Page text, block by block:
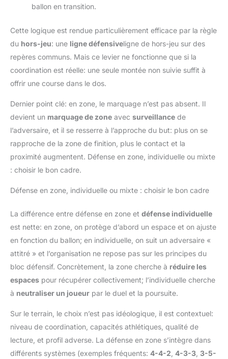
ballon en transition.
Cette logique est rendue particulièrement efficace par la règle
du hors-jeu: une ligne défensiveligne de hors-jeu sur des
repères communs. Mais ce levier ne fonctionne que si la
coordination est réelle: une seule montée non suivie suffit à
offrir une course dans le dos.
Dernier point clé: en zone, le marquage n’est pas absent. Il
devient un marquage de zone avec surveillance de
l’adversaire, et il se resserre à l’approche du but: plus on se
rapproche de la zone de finition, plus le contact et la
proximité augmentent. Défense en zone, individuelle ou mixte
: choisir le bon cadre.
Défense en zone, individuelle ou mixte : choisir le bon cadre
La différence entre défense en zone et défense individuelle
est nette: en zone, on protège d’abord un espace et on ajuste
en fonction du ballon; en individuelle, on suit un adversaire «
attitré » et l’organisation ne repose pas sur les principes du
bloc défensif. Concrètement, la zone cherche à réduire les
espaces pour récupérer collectivement; l’individuelle cherche
à neutraliser un joueur par le duel et la poursuite.
Sur le terrain, le choix n’est pas idéologique, il est contextuel:
niveau de coordination, capacités athlétiques, qualité de
lecture, et profil adverse. La défense en zone s’intègre dans
différents systèmes (exemples fréquents: 4-4-2 4-3-3 3-5-